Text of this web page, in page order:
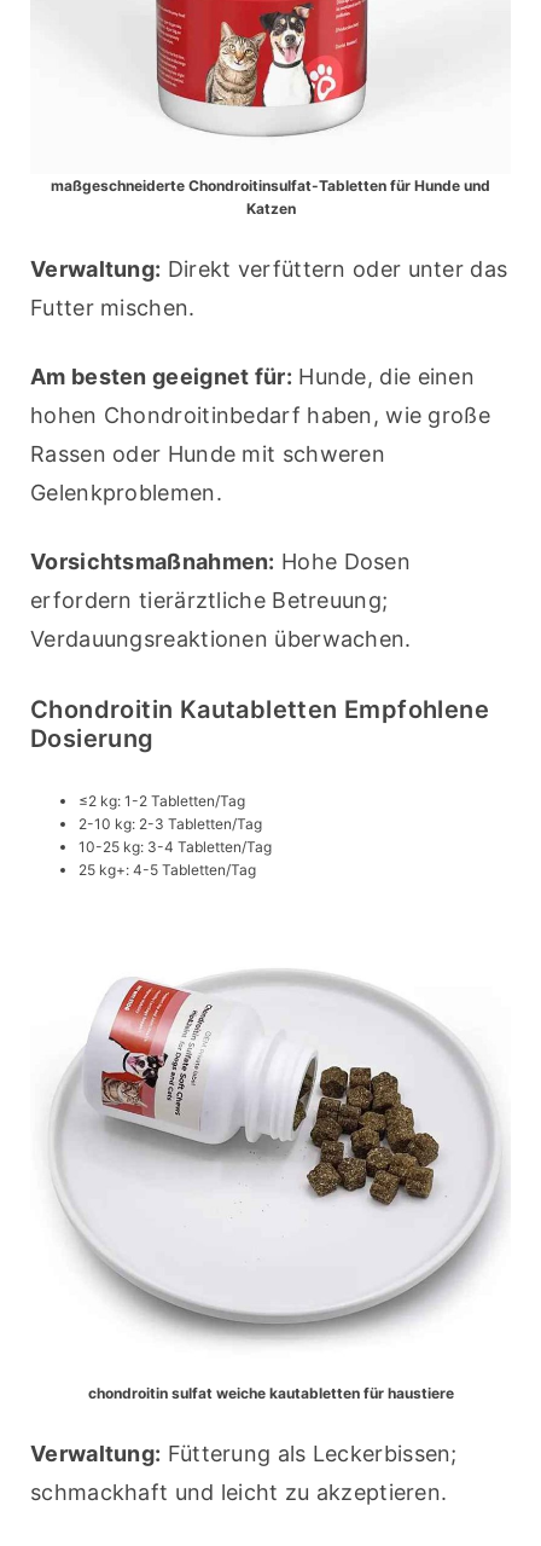
maßgeschneiderte Chondroitinsulfat-Tabletten für Hunde und
Katzen
Verwaltung: Direkt verfüttern oder unter das
Futter mischen.
Am besten geeignet für: Hunde, die einen
hohen Chondroitinbedarf haben, wie große
Rassen oder Hunde mit schweren
Gelenkproblemen.
Vorsichtsmaßnahmen: Hohe Dosen
erfordern tierärztliche Betreuung;
Verdauungsreaktionen überwachen.
Chondroitin Kautabletten Empfohlene
Dosierung
≤2 kg: 1-2 Tabletten/Tag
2-10 kg: 2-3 Tabletten/Tag
10-25 kg: 3-4 Tabletten/Tag
25 kg+: 4-5 Tabletten/Tag
chondroitin sulfat weiche kautabletten für haustiere
Verwaltung: Fütterung als Leckerbissen;
schmackhaft und leicht zu akzeptieren.